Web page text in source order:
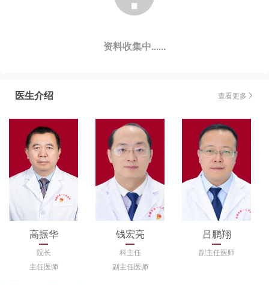
资料收集中......
医生介绍 查看更多 
高振华
院长
主任医师
钱宏亮
科主任
副主任医师
吕鹏翔
副主任医师